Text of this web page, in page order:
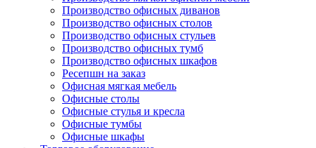
Производство офисных диванов
Производство офисных столов
Производство офисных стульев
Производство офисных тумб
Производство офисных шкафов
Ресепшн на заказ
Офисная мягкая мебель
Офисные столы
Офисные стулья и кресла
Офисные тумбы
Офисные шкафы